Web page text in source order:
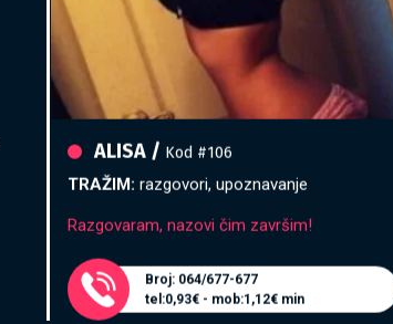
TRAŽIM: razgovori, upoznavanje
tel:0,93€ - mob:1,12€ min